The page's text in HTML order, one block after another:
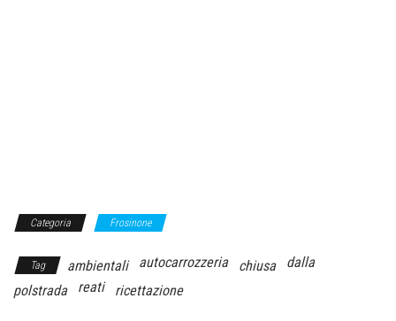
Categoria Frosinone
Tag ambientali autocarrozzeria chiusa
dalla
polstrada
reati ricettazione